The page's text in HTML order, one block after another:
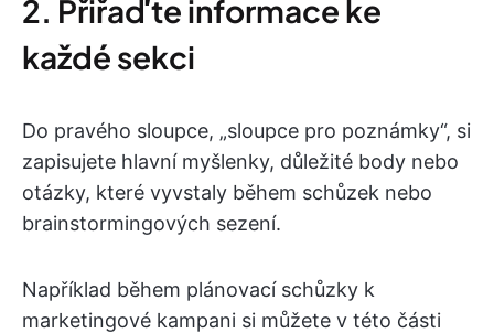
2. Přiřaďte informace ke
každé sekci
Do pravého sloupce, „sloupce pro poznámky“, si
zapisujete hlavní myšlenky, důležité body nebo
otázky, které vyvstaly během schůzek nebo
brainstormingových sezení.
Například během plánovací schůzky k
marketingové kampani si můžete v této části